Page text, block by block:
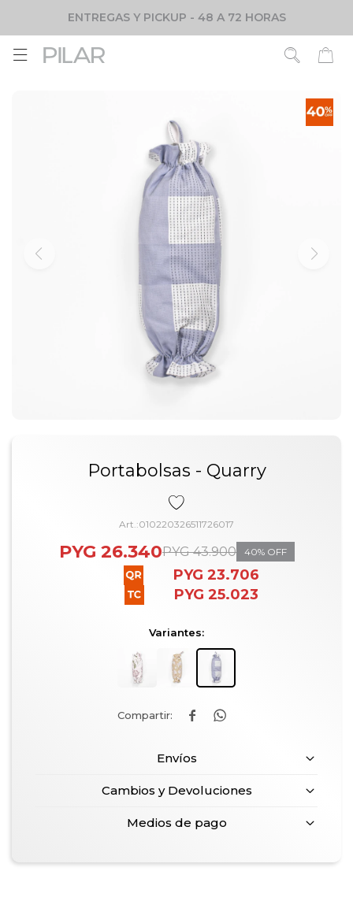
ENTREGAS Y PICKUP - 48 A 72 HORAS

Portabolsas - Quarry
010220326511726017
PYG 26.340PYG 43.900 40
PYG 23.706
PYG 25.023
Variantes:
 
Envíos
Cambios y Devoluciones
Medios de pago